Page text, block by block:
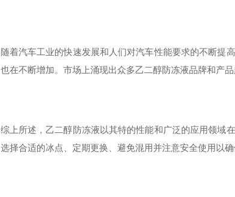
随着汽车工业的快速发展和人们对汽车性能要求的不断提
也在不断增加。市场上涌现出众多乙二醇防冻液品牌和产
综上所述，乙二醇防冻液以其特的性能和广泛的应用领域
选择合适的冰点、定期更换、避免混用并注意安全使用以